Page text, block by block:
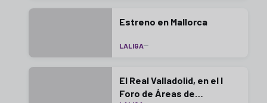
Estreno en Mallorca
LALIGA
El Real Valladolid, en el I
Foro de Áreas de